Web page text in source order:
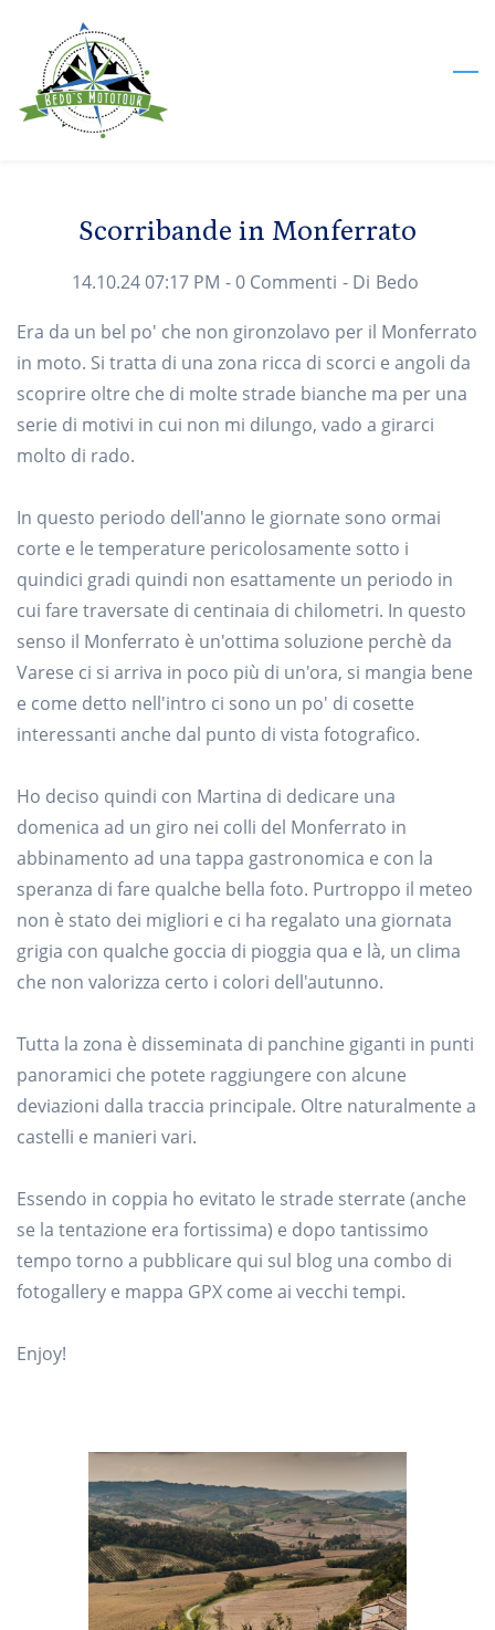
content
Scorribande in Monferrato
14.10.24 07:17 PM -0Commenti - Di Bedo
Era da un bel po' che non gironzolavo per il Monferrato
in moto. Si tratta di una zona ricca di scorci e angoli da
scoprire oltre che di molte strade bianche ma per una
serie di motivi in cui non mi dilungo, vado a girarci
molto di rado.
In questo periodo dell'anno le giornate sono ormai
corte e le temperature pericolosamente sotto i
quindici gradi quindi non esattamente un periodo in
cui fare traversate di centinaia di chilometri. In questo
senso il Monferrato è un'ottima soluzione perchè da
Varese ci si arriva in poco più di un'ora, si mangia bene
e come detto nell'intro ci sono un po' di cosette
interessanti anche dal punto di vista fotografico.
Ho deciso quindi con Martina di dedicare una
domenica ad un giro nei colli del Monferrato in
abbinamento ad una tappa gastronomica e con la
speranza di fare qualche bella foto. Purtroppo il meteo
non è stato dei migliori e ci ha regalato una giornata
grigia con qualche goccia di pioggia qua e là, un clima
che non valorizza certo i colori dell'autunno.
Tutta la zona è disseminata di panchine giganti in punti
panoramici che potete raggiungere con alcune
deviazioni dalla traccia principale. Oltre naturalmente a
castelli e manieri vari.
Essendo in coppia ho evitato le strade sterrate (anche
se la tentazione era fortissima) e dopo tantissimo
tempo torno a pubblicare qui sul blog una combo di
fotogallery e mappa GPX come ai vecchi tempi.
Enjoy!